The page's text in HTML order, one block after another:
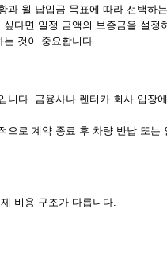
월 납입금 목표에 따라 선택하
다면 일정 금액의 보증금을 설정
것이 중요합니다.
다. 금융사나 렌터카 회사 입장
로 계약 종료 후 차량 반납 또는
비용 구조가 다릅니다.